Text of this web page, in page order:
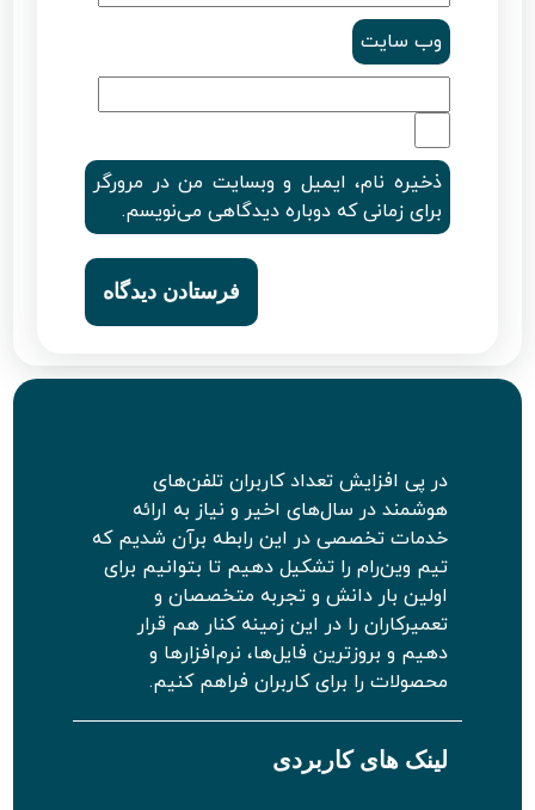
وب‌ سایت
ذخیره نام، ایمیل و وبسایت من در مرورگر
برای زمانی که دوباره دیدگاهی می‌نویسم.
در پی افزایش تعداد کاربران تلفن‌های
هوشمند در سال‌های اخیر و نیاز به ارائه
خدمات تخصصی در این رابطه برآن شدیم که
تیم وین‌رام را تشکیل دهیم تا بتوانیم برای
اولین بار دانش و تجربه متخصصان و
تعمیرکاران را در این زمینه کنار هم قرار
دهیم و بروزترین فایل‌ها، نرم‌افزارها و
محصولات را برای کاربران فراهم کنیم.
لینک های کاربردی